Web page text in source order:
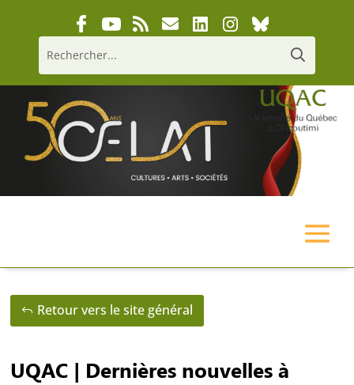
Retour vers le site général
UQAC | Dernières nouvelles à